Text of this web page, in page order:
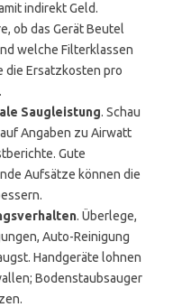
indirekt Geld.
ob das Gerät Beutel
welche Filterklassen
die Ersatzkosten pro
Saugleistung. Schau
Angaben zu Airwatt
Gute
Aufsätze können die
. Überlege,
Auto-Reinigung
Handgeräte lohnen
Bodenstaubsauger